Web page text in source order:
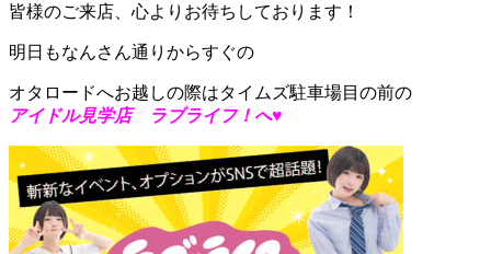
皆様のご来店、心よりお待ちしております！
明日もなんさん通りからすぐの
オタロードへお越しの際はタイムズ駐車場目の前の
アイドル見学店 ラブライフ！へ♥